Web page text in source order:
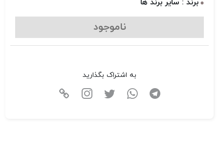
ناموجود
به اشتراک بگذارید